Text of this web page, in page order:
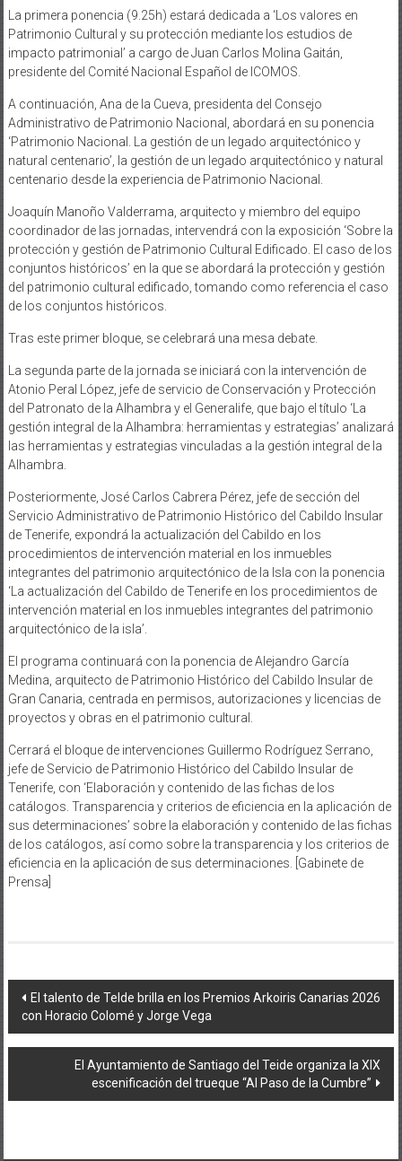
La primera ponencia (9.25h) estará dedicada a ‘Los valores en
Patrimonio Cultural y su protección mediante los estudios de
impacto patrimonial’ a cargo de Juan Carlos Molina Gaitán,
presidente del Comité Nacional Español de ICOMOS.
A continuación, Ana de la Cueva, presidenta del Consejo
Administrativo de Patrimonio Nacional, abordará en su ponencia
‘Patrimonio Nacional. La gestión de un legado arquitectónico y
natural centenario’, la gestión de un legado arquitectónico y natural
centenario desde la experiencia de Patrimonio Nacional.
Joaquín Manoño Valderrama, arquitecto y miembro del equipo
coordinador de las jornadas, intervendrá con la exposición ‘Sobre la
protección y gestión de Patrimonio Cultural Edificado. El caso de los
conjuntos históricos’ en la que se abordará la protección y gestión
del patrimonio cultural edificado, tomando como referencia el caso
de los conjuntos históricos.
Tras este primer bloque, se celebrará una mesa debate.
La segunda parte de la jornada se iniciará con la intervención de
Atonio Peral López, jefe de servicio de Conservación y Protección
del Patronato de la Alhambra y el Generalife, que bajo el título ‘La
gestión integral de la Alhambra: herramientas y estrategias’ analizará
las herramientas y estrategias vinculadas a la gestión integral de la
Alhambra.
Posteriormente, José Carlos Cabrera Pérez, jefe de sección del
Servicio Administrativo de Patrimonio Histórico del Cabildo Insular
de Tenerife, expondrá la actualización del Cabildo en los
procedimientos de intervención material en los inmuebles
integrantes del patrimonio arquitectónico de la Isla con la ponencia
‘La actualización del Cabildo de Tenerife en los procedimientos de
intervención material en los inmuebles integrantes del patrimonio
arquitectónico de la isla’.
El programa continuará con la ponencia de Alejandro García
Medina, arquitecto de Patrimonio Histórico del Cabildo Insular de
Gran Canaria, centrada en permisos, autorizaciones y licencias de
proyectos y obras en el patrimonio cultural.
Cerrará el bloque de intervenciones Guillermo Rodríguez Serrano,
jefe de Servicio de Patrimonio Histórico del Cabildo Insular de
Tenerife, con ‘Elaboración y contenido de las fichas de los
catálogos. Transparencia y criterios de eficiencia en la aplicación de
sus determinaciones’ sobre la elaboración y contenido de las fichas
de los catálogos, así como sobre la transparencia y los criterios de
eficiencia en la aplicación de sus determinaciones. [Gabinete de
Prensa]
Navegación
de
entradas
El talento de Telde brilla en los Premios Arkoiris Canarias 2026
con Horacio Colomé y Jorge Vega
El Ayuntamiento de Santiago del Teide organiza la XIX
escenificación del trueque “Al Paso de la Cumbre”